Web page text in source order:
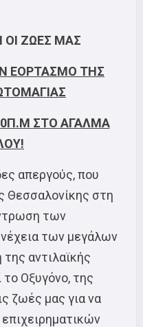
ΟΙ ΖΩΕΣ ΜΑΣ
ΕΟΡΤΑΣΜΟ ΤΗΣ
ΣΤΟ ΑΓΑΛΜΑ
απεργούς, που
Θεσσαλονίκης στη
των
των μεγάλων
αντιλαϊκής
το Οξυγόνο, της
ζωές μας για να